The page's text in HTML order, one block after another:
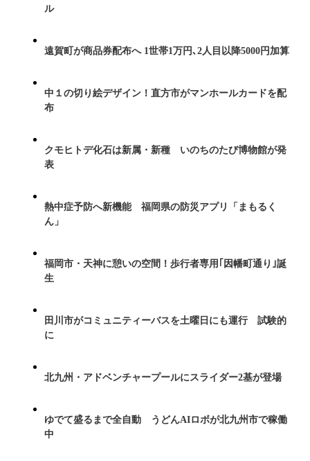
ル
遠賀町が商品券配布へ 1世帯1万円､2人目以降5000円加算
中１の切り絵デザイン！直方市がマンホールカードを配
布
クモヒトデ化石は新属・新種 いのちのたび博物館が発
表
熱中症予防へ新機能 福岡県の防災アプリ「まもるく
ん」
福岡市・天神に憩いの空間！歩行者専用｢因幡町通り｣誕
生
田川市がコミュニティーバスを土曜日にも運行 試験的
に
北九州・アドベンチャープールにスライダー2基が登場
ゆでて盛るまで全自動 うどんAIロボが北九州市で稼働
中